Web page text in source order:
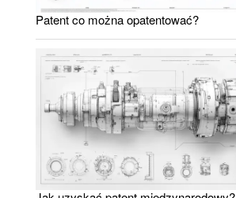
Patent co można opatentować?